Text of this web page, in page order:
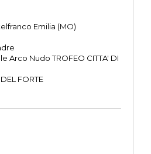
Emilia (MO)
Arco Nudo TROFEO CITTA' DI
FORTE